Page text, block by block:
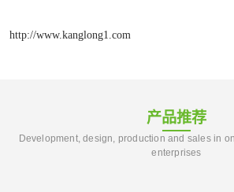
http://www.kanglong1.com
产品推荐
Development, design, production and sales in
enterprises